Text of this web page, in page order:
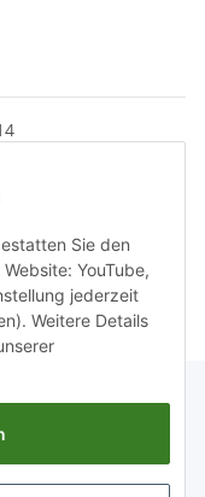
Sie den
YouTube,
jederzeit
Weitere Details